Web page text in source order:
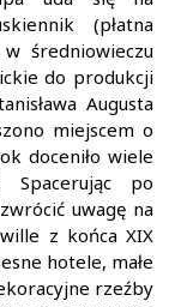
(płatna
średniowieczu
do produkcji
Augusta
miejscem o
doceniło wiele
Spacerując po
uwagę na
z końca XIX
hotele, małe
rzeźby